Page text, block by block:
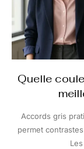
Quelle
Accords gris
permet